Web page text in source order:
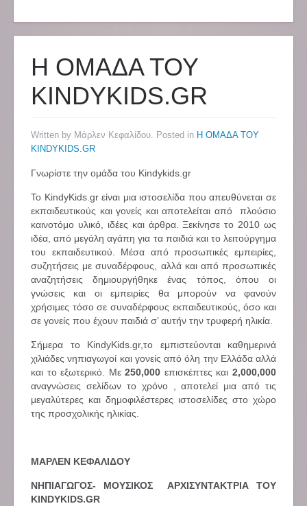
Η ΟΜΑΔΑ ΤΟΥ
KINDYKIDS.GR
Written by Μάρλεν Κεφαλίδου. Posted in Η ΟΜΑΔΑ ΤΟΥ
KINDYKIDS.GR
Γνωρίστε την ομάδα του Kindykids.gr
Το KindyKids.gr είναι μια ιστοσελίδα που απευθύνεται σε
εκπαιδευτικούς και γονείς και αποτελείται από πλούσιο
καινοτόμο υλικό, ιδέες και άρθρα. Ξεκίνησε το 2010 ως
ιδέα, από μεγάλη αγάπη για τα παιδιά και το λειτούργημα
του εκπαιδευτικού. Μέσα από προσωπικές εμπειρίες,
συζητήσεις με συναδέρφους, αλλά και από προσωπικές
αναζητήσεις δημιουργήθηκε ένας τόπος, όπου οι
γνώσεις και οι εμπειρίες θα μπορούν να φανούν
χρήσιμες τόσο σε συναδέρφους εκπαιδευτικούς, όσο και
σε γονείς που έχουν παιδιά σ’ αυτήν την τρυφερή ηλικία.
Σήμερα το KindyKids.gr,το εμπιστεύονται καθημερινά
χιλιάδες νηπιαγωγοί και γονείς από όλη την Ελλάδα αλλά
και το εξωτερικό. Με250,000 επισκέπτες και2,000,000
αναγνώσεις σελίδων το χρόνο , αποτελεί μια από τις
μεγαλύτερες και δημοφιλέστερες ιστοσελίδες στο χώρο
της προσχολικής ηλικίας.
ΜΑΡΛΕΝ ΚΕΦΑΛΙΔΟΥ
ΝΗΠΙΑΓΩΓΟΣ- ΜΟΥΣΙΚΟΣ ΑΡΧΙΣΥΝΤΑΚΤΡΙΑ ΤΟΥ
KINDYKIDS.GR